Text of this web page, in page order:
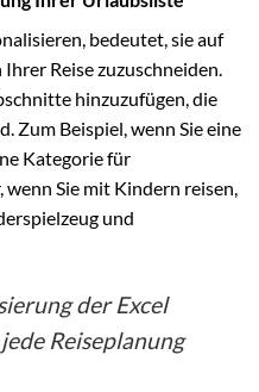
bedeutet, sie auf
Reise zuzuschneiden.
hinzuzufügen, die
Zum Beispiel, wenn Sie eine
Kategorie für
Sie mit Kindern reisen,
und
der Excel
Reiseplanung